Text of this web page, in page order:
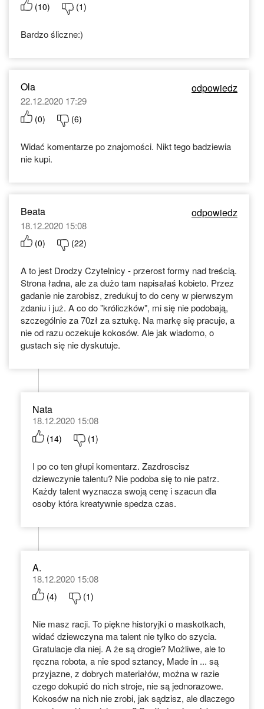
(10) (1)
Bardzo śliczne:)
Ola odpowiedz
22.12.2020 17:29
(0) (6)
Widać komentarze po znajomości. Nikt tego badziewia
nie kupi.
Beata odpowiedz
18.12.2020 15:08
(0) (22)
A to jest Drodzy Czytelnicy - przerost formy nad treścią.
Strona ładna, ale za dużo tam napisałaś kobieto. Przez
gadanie nie zarobisz, zredukuj to do ceny w pierwszym
zdaniu i już. A co do "króliczków", mi się nie podobają,
szczególnie za 70zł za sztukę. Na markę się pracuje, a
nie od razu oczekuje kokosów. Ale jak wiadomo, o
gustach się nie dyskutuje.
Nata
18.12.2020 15:08
(14) (1)
I po co ten głupi komentarz. Zazdroscisz
dziewczynie talentu? Nie podoba się to nie patrz.
Każdy talent wyznacza swoją cenę i szacun dla
osoby która kreatywnie spedza czas.
A.
18.12.2020 15:08
(4) (1)
Nie masz racji. To piękne historyjki o maskotkach,
widać dziewczyna ma talent nie tylko do szycia.
Gratulacje dla niej. A że są drogie? Możliwe, ale to
ręczna robota, a nie spod sztancy, Made in ... są
przyjazne, z dobrych materiałów, można w razie
czego dokupić do nich stroje, nie są jednorazowe.
Kokosów na nich nie zrobi, jak sądzisz, ale dlaczego